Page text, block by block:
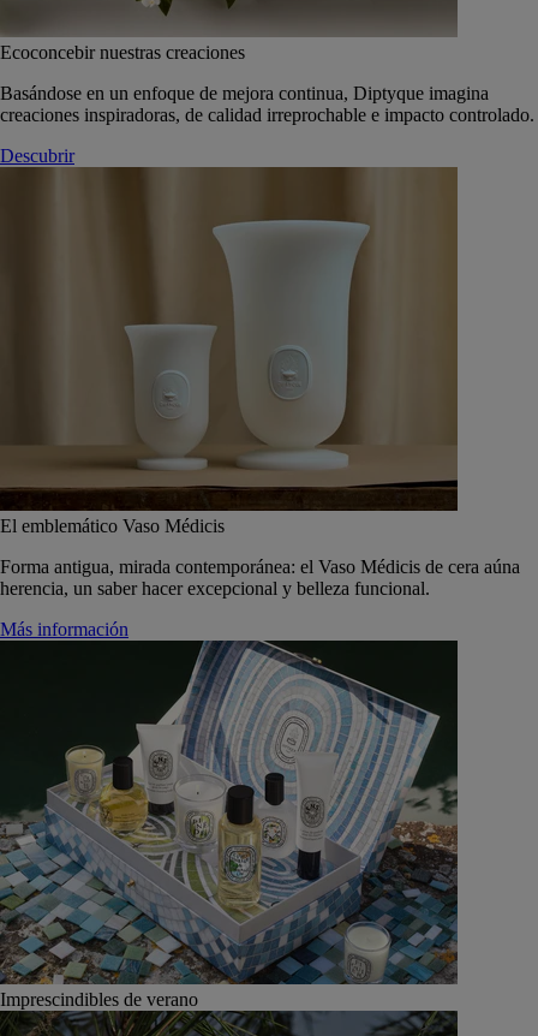
Ecoconcebir nuestras creaciones
Basándose en un enfoque de mejora continua, Diptyque imagina
creaciones inspiradoras, de calidad irreprochable e impacto controlado.
Descubrir
El emblemático Vaso Médicis
Forma antigua, mirada contemporánea: el Vaso Médicis de cera aúna
herencia, un saber hacer excepcional y belleza funcional.
Más información
Imprescindibles de verano